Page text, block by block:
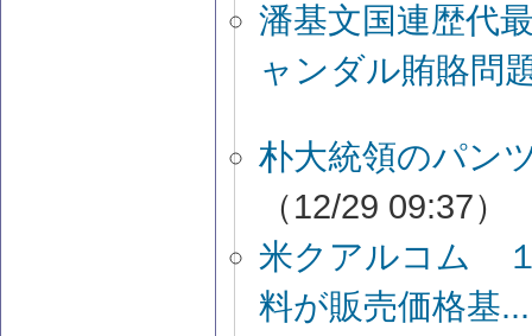
潘基文国連歴
ャンダル賄賂問
朴大統領のパン
（12/29 09:37）
米クアルコム
料が販売価格基...